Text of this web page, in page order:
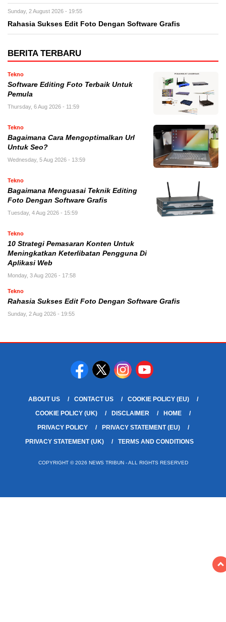
Sunday, 2 August 2026 - 19:55
Rahasia Sukses Edit Foto Dengan Software Grafis
BERITA TERBARU
Tekno
Software Editing Foto Terbaik Untuk
Pemula
Thursday, 6 Aug 2026 - 11:59
Tekno
Bagaimana Cara Mengoptimalkan Url
Untuk Seo?
Wednesday, 5 Aug 2026 - 13:59
Tekno
Bagaimana Menguasai Teknik Editing
Foto Dengan Software Grafis
Tuesday, 4 Aug 2026 - 15:59
Tekno
10 Strategi Pemasaran Konten Untuk
Meningkatkan Keterlibatan Pengguna Di
Aplikasi Web
Monday, 3 Aug 2026 - 17:58
Tekno
Rahasia Sukses Edit Foto Dengan Software Grafis
Sunday, 2 Aug 2026 - 19:55
ABOUT US CONTACT US
COOKIE POLICY (EU)
COOKIE POLICY (UK)
DISCLAIMER
HOME
PRIVACY POLICY
PRIVACY STATEMENT (EU)
PRIVACY STATEMENT (UK)
TERMS AND CONDITIONS
COPYRIGHT © 2026 NEWS TRIBUN - ALL RIGHTS RESERVED